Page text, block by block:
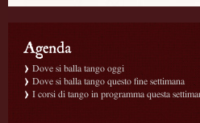
Dove si balla tango oggi
Dove si balla tango questo fine settimana
I corsi di tango in programma questa